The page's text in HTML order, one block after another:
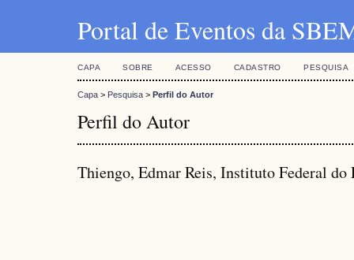
Portal de Eventos da
CAPA SOBRE ACESSO CADASTRO PESQUISA
Capa > Pesquisa > Perfil do Autor
Perfil do Autor
Thiengo, Edmar Reis, Instituto Federal